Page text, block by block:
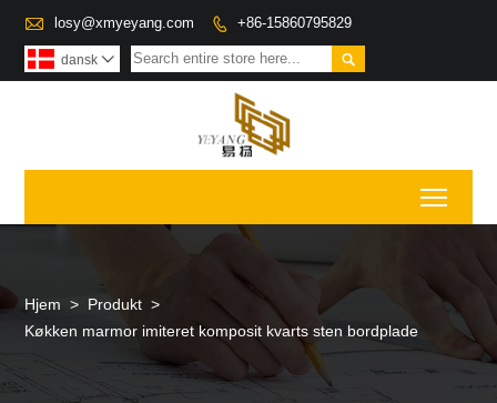
 losy@xmyeyang.com  +86-15860795829

dansk 
Hjem > Produkt >
Køkken marmor imiteret komposit kvarts sten bordplade